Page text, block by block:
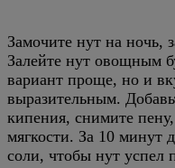
Замочите нут на ночь,
Залейте нут овощным
вариант проще, но и
выразительным.
кипения, снимите
мягкости. За 10 минут
соли, чтобы нут успел